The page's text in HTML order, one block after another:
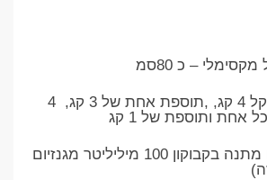
– כ 80סמ
כולל : בסיס במשקל 4 קג, ,תוספת אחת של 3 קג, 4
לפעמים מגיע עם מתנה בקבוקון 100 מיליליטר מגנזיום